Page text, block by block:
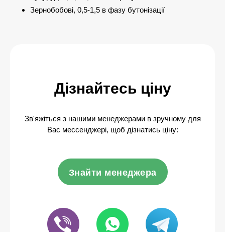
Зернобобові, 0,5-1,5 в фазу бутонізації
Дізнайтесь ціну
Зв'яжіться з нашими менеджерами в зручному для
Вас мессенджері, щоб дізнатись ціну:
Знайти менеджера